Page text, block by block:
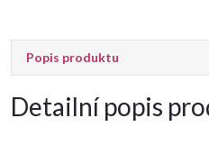
Popis produktu
Detailní popis